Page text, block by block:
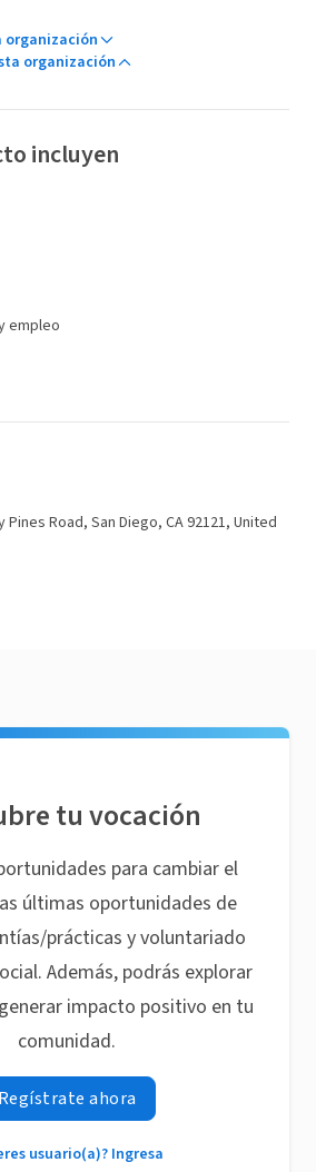
organización
organización
incluyen
empleo
Road, San Diego, CA 92121, United
tu vocación
para cambiar el
últimas oportunidades de
prácticas y voluntariado
Además, podrás explorar
impacto positivo en tu
comunidad.
Regístrate ahora
usuario(a)? Ingresa